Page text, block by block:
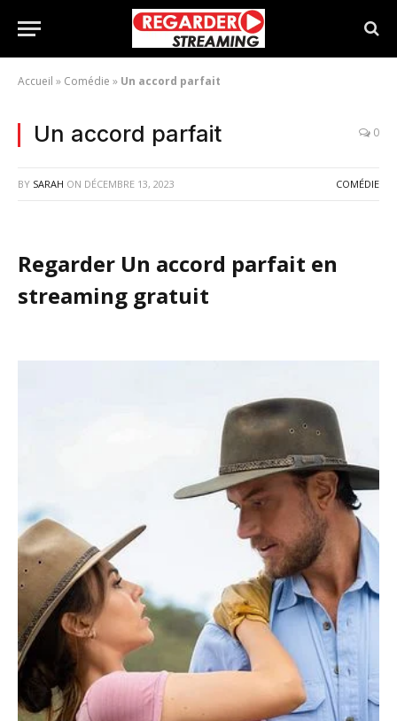
Accueil » Comédie » Un accord parfait
Un accord parfait 0
BY SARAH ON DÉCEMBRE 13, 2023 COMÉDIE
Regarder Un accord parfait en
streaming gratuit